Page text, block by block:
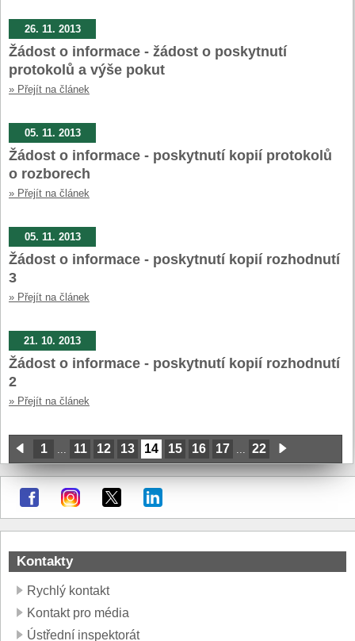
26. 11. 2013
Žádost o informace - žádost o poskytnutí
protokolů a výše pokut
» Přejít na článek
05. 11. 2013
Žádost o informace - poskytnutí kopií protokolů
o rozborech
» Přejít na článek
05. 11. 2013
Žádost o informace - poskytnutí kopií rozhodnutí
3
» Přejít na článek
21. 10. 2013
Žádost o informace - poskytnutí kopií rozhodnutí
2
» Přejít na článek
1 11 12 13 14 15 16 17 22
Kontakty
Rychlý kontakt
Kontakt pro média
Ústřední inspektorát